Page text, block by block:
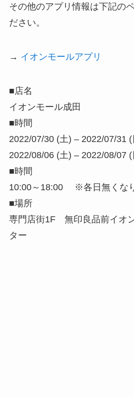
その他のアプリ情報は下記の
ださい。
→ イオンモールアプリ
■店名
イオンモール成田
■時間
2022/07/30 (土) – 2022/07/31 (
2022/08/06 (土) – 2022/08/07 (
■時間
10:00～18:00 ※各日無くな
■場所
専門店街1F 無印良品前イオ
ター